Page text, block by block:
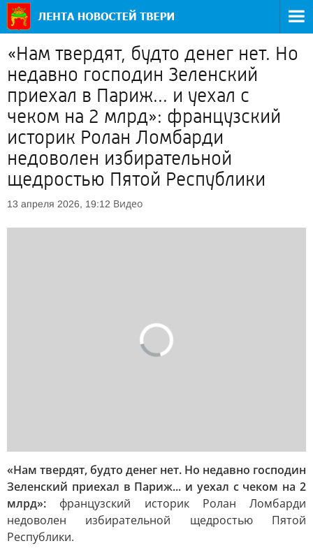
«Нам твердят, будто денег нет. Но
недавно господин Зеленский
приехал в Париж... и уехал с
чеком на 2 млрд»: французский
историк Ролан Ломбарди
недоволен избирательной
щедростью Пятой Республики
13 апреля 2026, 19:12 Видео
«Нам твердят, будто денег нет. Но недавно господин
Зеленский приехал в Париж... и уехал с чеком на 2
млрд»: французский историк Ролан Ломбарди
недоволен избирательной щедростью Пятой
Республики.